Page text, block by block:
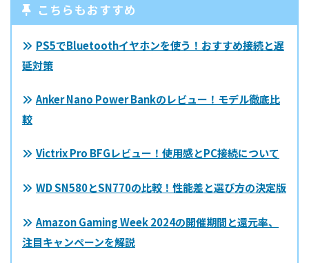
こちらもおすすめ
PS5でBluetoothイヤホンを使う！おすすめ接続と遅
延対策
Anker Nano Power Bankのレビュー！モデル徹底比
較
Victrix Pro BFGレビュー！使用感とPC接続について
WD SN580とSN770の比較！性能差と選び方の決定版
Amazon Gaming Week 2024の開催期間と還元率、
注目キャンペーンを解説